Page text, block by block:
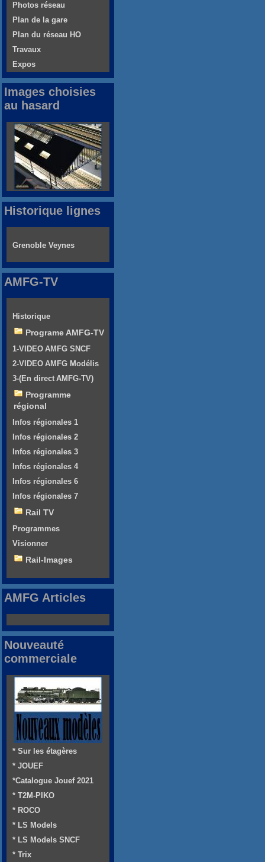
Photos réseau
Plan de la gare
Plan du réseau HO
Travaux
Expos
Images choisies
au hasard
Historique lignes
Grenoble Veynes
AMFG-TV
Historique
Programe AMFG-TV
1-VIDEO AMFG SNCF
2-VIDEO AMFG Modélis
3-(En direct AMFG-TV)
Programme
régional
Infos régionales 1
Infos régionales 2
Infos régionales 3
Infos régionales 4
Infos régionales 6
Infos régionales 7
Rail TV
Programmes
Visionner
Rail-Images
AMFG Articles
Nouveauté
commerciale
* Sur les étagères
* JOUEF
*Catalogue Jouef 2021
* T2M-PIKO
* ROCO
* LS Models
* LS Models SNCF
* Trix